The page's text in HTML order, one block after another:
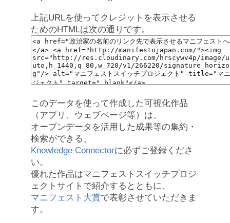
上記URLを使ってクレジットを表示させる
ためのHTMLは次の通りです。
このデータを使って作成した可視化作品
（アプリ、ウェブページ等）は、
オープンデータを活用した成果等の集約・
検索ができる、
Knowledge Connectorに必ずご登録くださ
い。
優れた作品はマニフェストスイッチプロジ
ェクトサイトで紹介するとともに、
マニフェスト大賞で表彰させていただきま
す。